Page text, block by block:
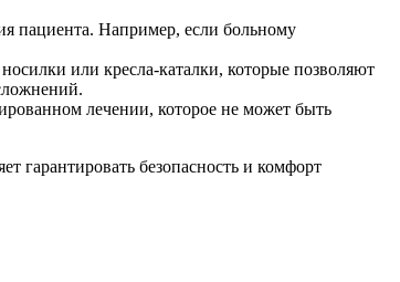
пациента. Например, если больному
или кресла-каталки, которые позволяют
лечении, которое не может быть
гарантировать безопасность и комфорт